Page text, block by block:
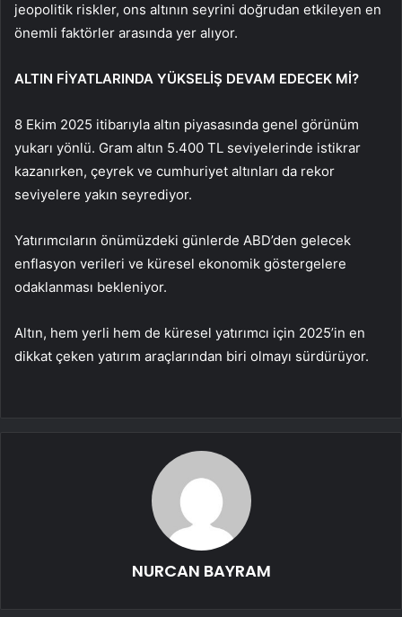
jeopolitik riskler, ons altının seyrini doğrudan etkileyen en
önemli faktörler arasında yer alıyor.
ALTIN FİYATLARINDA YÜKSELİŞ DEVAM EDECEK Mİ?
8 Ekim 2025 itibarıyla altın piyasasında genel görünüm
yukarı yönlü. Gram altın 5.400 TL seviyelerinde istikrar
kazanırken, çeyrek ve cumhuriyet altınları da rekor
seviyelere yakın seyrediyor.
Yatırımcıların önümüzdeki günlerde ABD’den gelecek
enflasyon verileri ve küresel ekonomik göstergelere
odaklanması bekleniyor.
Altın, hem yerli hem de küresel yatırımcı için 2025’in en
dikkat çeken yatırım araçlarından biri olmayı sürdürüyor.
NURCAN BAYRAM